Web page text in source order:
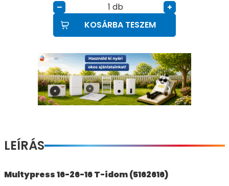
– db
+
KOSÁRBA TESZEM
LEÍRÁS
Multypress 16-26-16 T-idom (5162616)